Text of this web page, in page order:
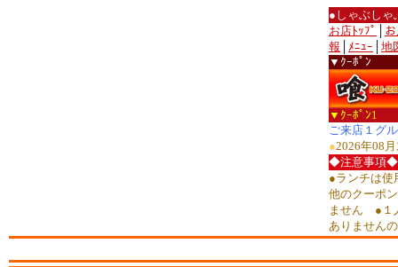
●しゃぶし
お店ﾄｯﾌﾟ
報
ﾒﾆｭｰ
地
▼ｸｰﾎﾟﾝ
▼ｸｰﾎﾟﾝ1
ご来店１グ
●2026年08
◆注意事項◆
●ランチは
他のクーポ
ません ●１
ありません